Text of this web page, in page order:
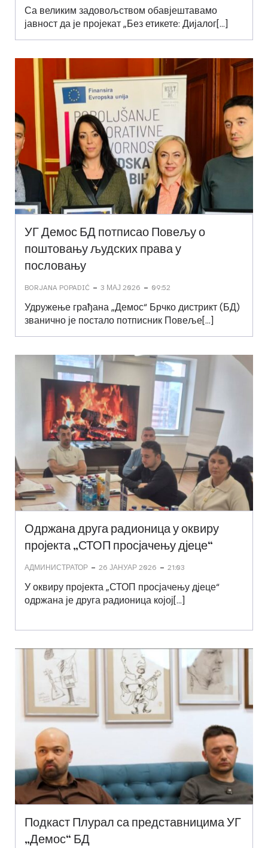
Са великим задовољством обавјештавамо
јавност да је пројекат „Без етикете: Дијалог[…]
УГ Демос БД потписао Повељу о
поштовању људских права у
пословању
BORJANA POPADIĆ - 3 МАЈ 2026 - 09:52
Удружење грађана „Демос“ Брчко дистрикт (БД)
званично је постало потписник Повеље[…]
Одржана друга радионица у оквиру
пројекта „СТОП просјачењу дјеце“
АДМИНИСТРАТОР - 26 ЈАНУАР 2026 - 21:03
У оквиру пројекта „СТОП просјачењу дјеце“
одржана је друга радионица којој[…]
Подкаст Плурал са представницима УГ
„Демос“ БД